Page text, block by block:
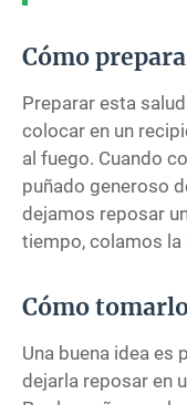
Cómo
Preparar esta
colocar en un
al fuego. Cuando
puñado generoso
dejamos reposar
tiempo, colamos la
Cómo
Una buena idea es
dejarla reposar en